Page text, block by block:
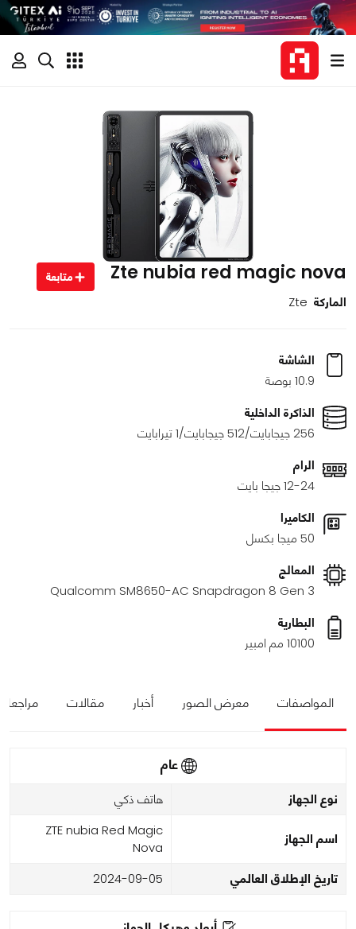
Zte nubia red magic nova متابعة
الماركة Zte
الشاشة
10.9 بوصة
الذاكرة الداخلية
256 جيجابايت/512 جيجابايت/1 تيرابايت
الرام
12-24 جيجا بايت
الكاميرا
50 ميجا بكسل
المعالج
Qualcomm SM8650-AC Snapdragon 8 Gen 3
البطارية
10100 مم امبير
المواصفات معرض الصور أخبار مقالات
عام
نوع الجهاز هاتف ذكي
اسم الجهاز
ZTE nubia Red Magic
Nova
تاريخ الإطلاق العالمي 2024-09-05